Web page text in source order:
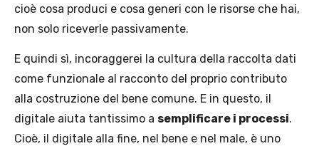
cioè cosa produci e cosa generi con le risorse che hai,
non solo riceverle passivamente.
E quindi sì, incoraggerei la cultura della raccolta dati
come funzionale al racconto del proprio contributo
alla costruzione del bene comune. E in questo, il
digitale aiuta tantissimo a semplificare i processi.
Cioè, il digitale alla fine, nel bene e nel male, è uno